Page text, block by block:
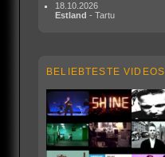
18.10.2026
Estland - Tartu
BELIEBTESTE VIDEOS